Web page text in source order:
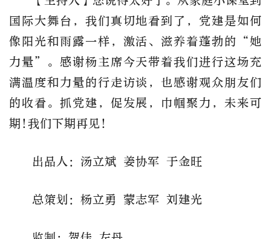
国际大舞台，我们真切地看到了，党建是如何
像阳光和雨露一样，激活、滋养着蓬勃的“她
力量”。感谢杨主席今天带着我们进行这场充
满温度和力量的行走访谈，也感谢观众朋友们
的收看。抓党建，促发展，巾帼聚力，未来可
期!我们下期再见!
出品人：汤立斌 姜协军 于金旺
总策划：杨立勇 蒙志军 刘建光